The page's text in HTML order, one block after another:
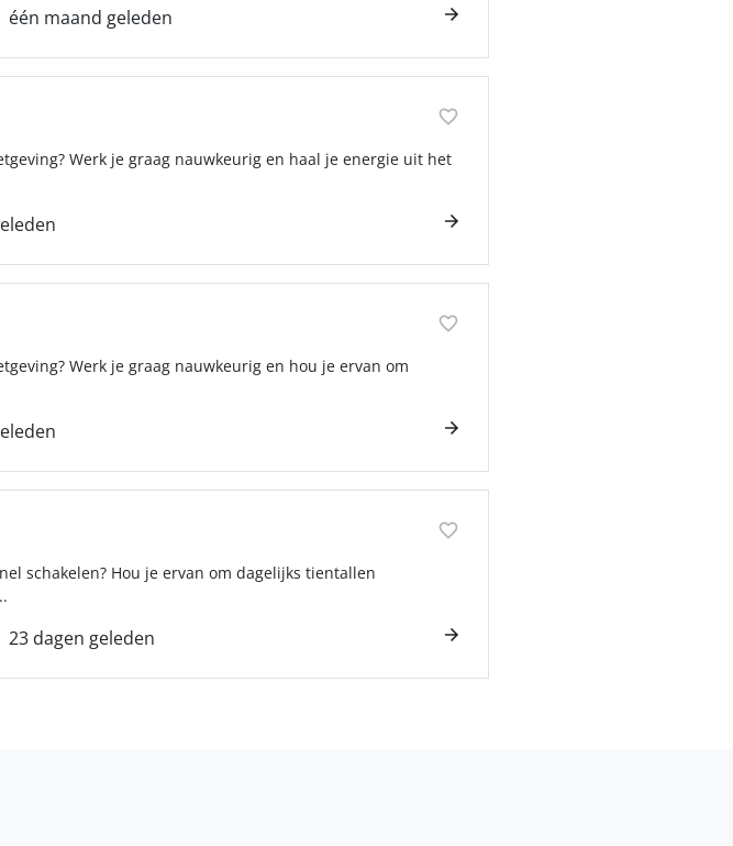
één maand geleden
Werk je graag nauwkeurig en haal je energie uit het
Werk je graag nauwkeurig en hou je ervan om
schakelen? Hou je ervan om dagelijks tientallen
23 dagen geleden